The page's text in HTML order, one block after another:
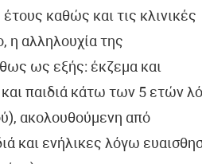
καθώς και τις κλινικές
η αλληλουχία της
ως εξής: έκζεμα και
παιδιά κάτω των 5 ετών
ακολουθούμενη από
και ενήλικες λόγω